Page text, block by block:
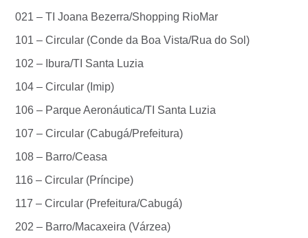
021 – TI Joana Bezerra/Shopping RioMar
101 – Circular (Conde da Boa Vista/Rua do Sol)
102 – Ibura/TI Santa Luzia
104 – Circular (Imip)
106 – Parque Aeronáutica/TI Santa Luzia
107 – Circular (Cabugá/Prefeitura)
108 – Barro/Ceasa
116 – Circular (Príncipe)
117 – Circular (Prefeitura/Cabugá)
202 – Barro/Macaxeira (Várzea)